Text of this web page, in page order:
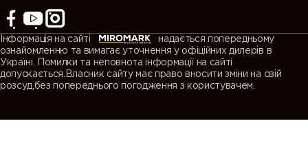
Інформація на сайті
надається попередньому
ознайомленню та вимагає уточнення у офіційних дилерів в
Україні. Помилки та неповнота інформації на сайті
допускається.Власник сайту має право вносити зміни на свій
розсуд,без попереднього погодження з користувачем.